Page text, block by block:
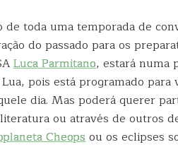
de toda uma temporada de
do passado para os
Luca Parmitano, estará numa
pois está programado para
dia. Mas poderá querer
ou através de outros
Cheopsou os eclipses